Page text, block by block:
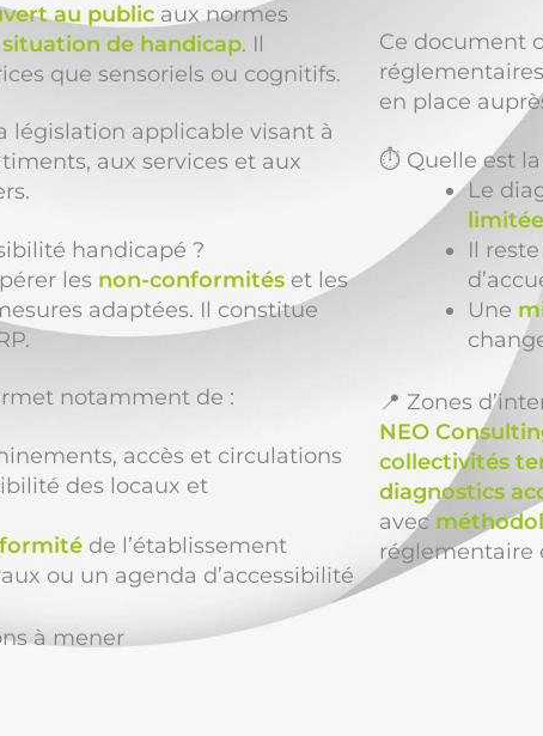
au public aux normes
de handicap. Il
que sensoriels ou cognitifs.
législation applicable visant à
aux services et aux
handicapé ?
les non-conformités et les
adaptées. Il constitue
notamment de :
accès et circulations
des locaux et
de l’établissement
ou un agenda d’accessibilité
à mener
Ce document
en place
⏱️ Quelle est
Le
limitée
Il
Une
📍 Zones
NEO
collectivités
diagnostics
avec
réglementaire